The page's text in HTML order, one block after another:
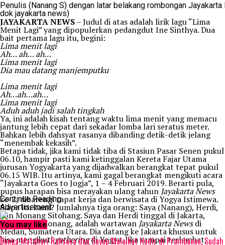
Penulis (Nanang S) dengan latar belakang rombongan
dok jayakarta news)
JAYAKARTA NEWS– Judul di atas adalah lirik lagu “Lima
Menit Lagi” yang dipopulerkan pedangdut Ine Sinthya. Dua
bait pertama lagu itu, begini:
Lima menit lagi
Ah… ah… ah…
Lima menit lagi
Dia mau datang manjemputku
Lima menit lagi
Ah…ah…ah…
Lima menit lagi
Aduh aduh jadi salah tingkah
Ya, ini adalah kisah tentang waktu lima menit yang memacu
jantung lebih cepat dari sekadar lomba lari seratus meter.
Bahkan lebih dahsyat rasanya dibanding detik-detik jelang
“menembak kekasih”.
Betapa tidak, jika kami tidak tiba di Stasiun Pasar Senen pukul
06.10, hampir pasti kami ketinggalan Kereta Fajar Utama
jurusan Yogyakarta yang dijadwalkan berangkat tepat pukul
06.15 WIB. Itu artinya, kami gagal berangkat mengikuti acara
“Jayakarta Goes to Jogja”, 1 – 4 Februari 2019. Berarti pula,
pupus harapan bisa merayakan ulang tahun Jayakarta News
ke-2, dibarengi rapat kerja dan berwisata di Yogya Istimewa.
Siapa itu kami? Jumlahnya tiga orang: Saya (Nanang), Herdi,
dan Monang Sitohang. Saya dan Herdi tinggal di Jakarta,
sementara Monang, adalah wartawan Jayakarta Newsdi
Medan, Sumatera Utara. Dia datang ke Jakarta khusus untuk
bisa mengikutigatheringdi Yogya. Jika sampai terlambat,
Continue Reading
Advertisement
You may like
Bunga Matahari Raksasa dan Sayap Malaikat Hadir di Prambanan, Sudah